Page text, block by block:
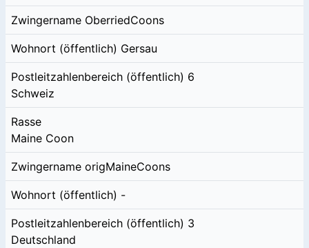
Zwingername OberriedCoons
Wohnort (öffentlich) Gersau
Postleitzahlenbereich (öffentlich) 6
Schweiz
Rasse
Maine Coon
Zwingername origMaineCoons
Wohnort (öffentlich) -
Postleitzahlenbereich (öffentlich) 3
Deutschland